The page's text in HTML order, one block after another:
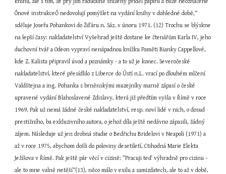
Ônové instrukceŐ nedovolují pomýšlet na vydání knihy v dohledné době,“
sděluje Josefu Pohankovi do Žďáru n. Sáz. v únoru 1971. (12) Trochu se blýskne
na lepší časy: nakladatelství Vyšehrad ještě dostane ke čtenářům Karla IV, jeho
duchovní tvář a Odeon vypraví nenápadnou knížku Paměti Bianky Cappellové,
kde Z. Kalista připravil úvod a poznámky - a to už je konec. Severočeské
nakladatelství, které přesídlilo z Liberce do Ústí n.L. vrací po dlouhém mlčení
Valdštejna a ing. Pohanka s brněnskými muzejníky marně zápasí o české
upravené vydání Blahoslavené Zdislavy, která již předtím vyšla v Římě v roce
1969. Pak už nemá žádné české nakladatelství, resp. noví lidé v nich, o dosud
prestižního, ba exkluzivního autora, o jehož díla ještě nedávno zápasili, žádný
zájem. Následuje už jen drobná studie o Bedřichu Bridelovi v Neapoli (1971) a
až v roce 1975, abychom došli do poloviny desetiletí, Ctihodná Marie Elekta
Ježíšova v Římě. Pak ještě pár věcí v cizině: ”Pracuji teď výhradně pro cizinu -
ale to mne valně netěší“(13), něco málo v exilu a samizdatech, ale to až v době,